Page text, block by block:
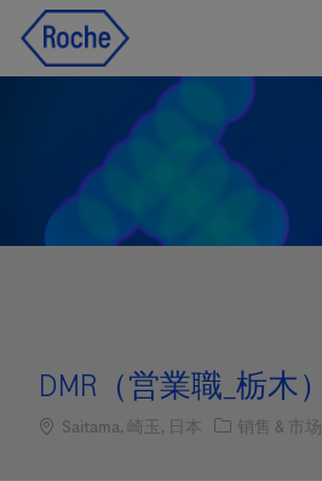
DMR（営業職_栃木）
Location
Saitama, 崎玉, 日本 职位类别
销售 & 市场